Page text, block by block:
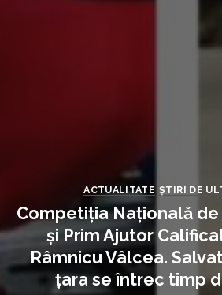
ACTUALITATE ȘTIRI DE
Competiția Națională
și Prim Ajutor
Râmnicu Vâlcea.
țara se întrec timp